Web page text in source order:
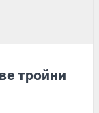
тройни